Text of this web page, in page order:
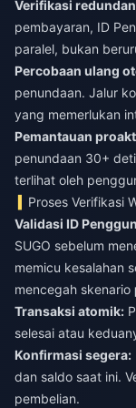
Verifikasi
pembayaran, ID
paralel, bukan
Percobaan ulang
penundaan. Jalur
yang memerlukan
Pemantauan
penundaan 30+
terlihat oleh
Proses Verifikasi
Validasi ID
SUGO sebelum
memicu kesalahan
mencegah skenario
Transaksi atomik:
selesai atau
Konfirmasi segera:
dan saldo saat ini.
pembelian.